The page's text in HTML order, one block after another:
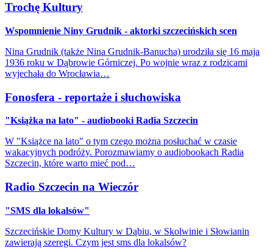
Trochę Kultury
Wspomnienie Niny Grudnik - aktorki szczecińskich scen
Nina Grudnik (także Nina Grudnik-Banucha) urodziła się 16 maja
1936 roku w Dąbrowie Górniczej. Po wojnie wraz z rodzicami
wyjechała do Wrocławia…
Fonosfera - reportaże i słuchowiska
"Książka na lato" - audiobooki Radia Szczecin
W "Książce na lato" o tym czego można posłuchać w czasie
wakacyjnych podróży. Porozmawiamy o audiobookach Radia
Szczecin, które warto mieć pod…
Radio Szczecin na Wieczór
"SMS dla lokalsów"
Szczecińskie Domy Kultury w Dąbiu, w Skolwinie i Słowianin
zawierają szeregi. Czym jest sms dla lokalsów?